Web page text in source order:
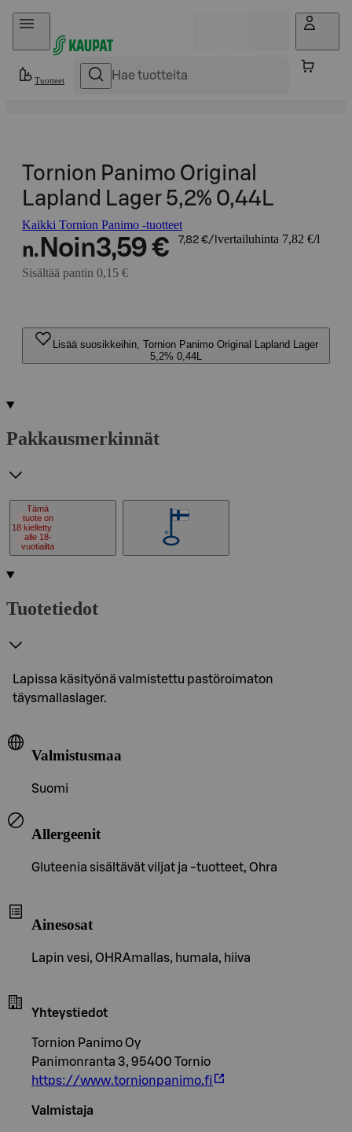
Hyppää sisältöön
Tuotteet
Tornion Panimo Original
Lapland Lager 5,2% 0,44L
Kaikki Tornion Panimo -tuotteet
n. Noin3,59 € 7,82 €/l vertailuhinta 7,82 €/l
Sisältää pantin 0,15 €
Lisää suosikkeihin, Tornion Panimo Original Lapland Lager
5,2% 0,44L
Pakkausmerkinnät
18
Tämä
tuote on
kielletty
alle 18-
vuotiailta
Tuotetiedot
Lapissa käsityönä valmistettu pastöroimaton
täysmallaslager.
Valmistusmaa
Suomi
Allergeenit
Gluteenia sisältävät viljat ja -tuotteet, Ohra
Ainesosat
Lapin vesi, OHRAmallas, humala, hiiva
Yhteystiedot
Tornion Panimo Oy
Panimonranta 3, 95400 Tornio
https://www.tornionpanimo.fi
Valmistaja